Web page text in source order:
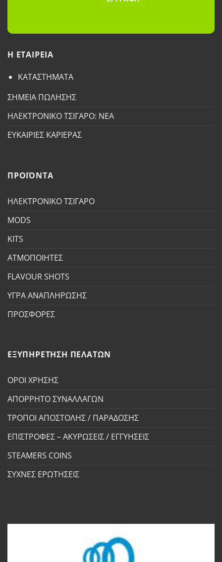
H ETAΙΡΕΙΑ
ΚΑΤΑΣΤΗΜΑΤΑ
ΣΗΜΕΙΑ ΠΩΛΗΣΗΣ
ΗΛΕΚΤΡΟΝΙΚΟ ΤΣΙΓΑΡΟ: ΝΕΑ
ΕΥΚΑΙΡΙΕΣ ΚΑΡΙΕΡΑΣ
ΠΡΟΪΟΝΤΑ
ΗΛΕΚΤΡΟΝΙΚΟ ΤΣΙΓΑΡΟ
MODS
KITS
ΑΤΜΟΠΟΙΗΤΕΣ
FLAVOUR SHOTS
ΥΓΡΑ ΑΝΑΠΛΗΡΩΣΗΣ
ΠΡΟΣΦΟΡΕΣ
ΕΞΥΠΗΡΕΤΗΣΗ ΠΕΛΑΤΩΝ
ΟΡΟΙ ΧΡΗΣΗΣ
ΑΠΟΡΡΗΤΟ ΣΥΝΑΛΛΑΓΩΝ
ΤΡΟΠΟΙ ΑΠΟΣΤΟΛΗΣ / ΠΑΡΑΔΟΣΗΣ
ΕΠΙΣΤΡΟΦΕΣ – ΑΚΥΡΩΣΕΙΣ / ΕΓΓΥΗΣΕΙΣ
STEAMERS COINS
ΣΥΧΝΕΣ ΕΡΩΤΗΣΕΙΣ